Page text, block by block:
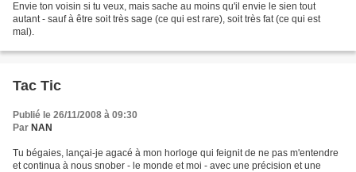
Envie ton voisin si tu veux, mais sache au moins qu'il envie le sien tout
autant - sauf à être soit très sage (ce qui est rare), soit très fat (ce qui est
mal).
Tac Tic
Publié le 26/11/2008 à 09:30
Par NAN
Tu bégaies, lançai-je agacé à mon horloge qui feignit de ne pas m'entendre
et continua à nous snober - le monde et moi - avec une précision et une